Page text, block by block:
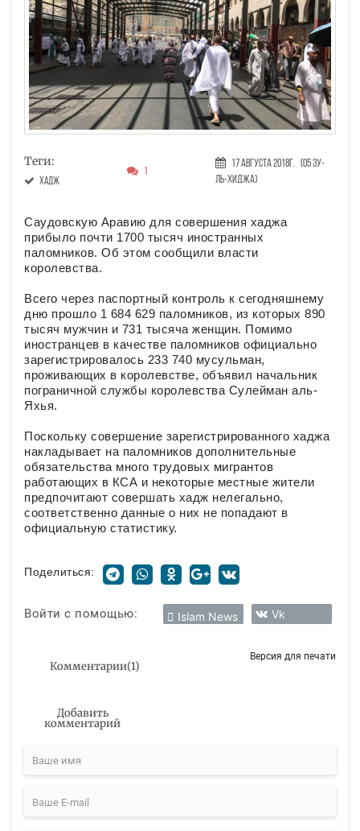
Теги:
хадж
1
17 Августа 2018г.
(05 Зу-
ль-хиджа)
Саудовскую Аравию для совершения хаджа
прибыло почти 1700 тысяч иностранных
паломников. Об этом сообщили власти
королевства.
Всего через паспортный контроль к сегодняшнему
дню прошло 1 684 629 паломников, из которых 890
тысяч мужчин и 731 тысяча женщин. Помимо
иностранцев в качестве паломников официально
зарегистрировалось 233 740 мусульман,
проживающих в королевстве, объявил начальник
пограничной службы королевства Сулейман аль-
Яхья.
Поскольку совершение зарегистрированного хаджа
накладывает на паломников дополнительные
обязательства много трудовых мигрантов
работающих в КСА и некоторые местные жители
предпочитают совершать хадж нелегально,
соответственно данные о них не попадают в
официальную статистику.
Поделиться:
Войти с помощью: Islam News Vk
Комментарии(1)
Версия для печати
Добавить
комментарий